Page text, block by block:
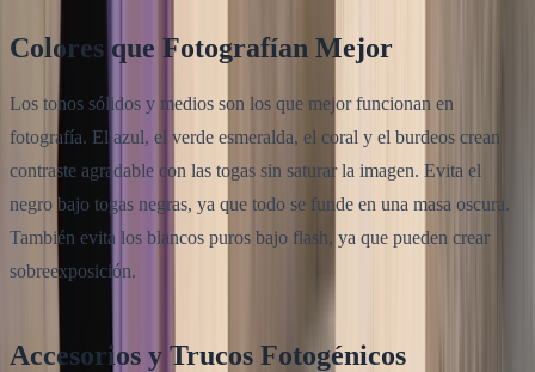
Colores que Fotografían Mejor
Los tonos sólidos y medios son los que mejor funcionan en
fotografía. El azul, el verde esmeralda, el coral y el burdeos crean
contraste agradable con las togas sin saturar la imagen. Evita el
negro bajo togas negras, ya que todo se funde en una masa oscura.
También evita los blancos puros bajo flash, ya que pueden crear
sobreexposición.
Accesorios y Trucos Fotogénicos